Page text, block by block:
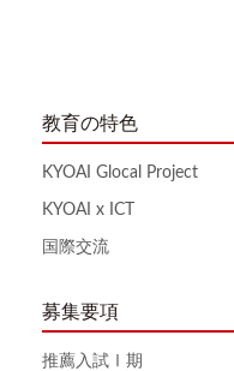
教育の特色
KYOAI Glocal Project
KYOAI x ICT
国際交流
募集要項
推薦入試Ⅰ期